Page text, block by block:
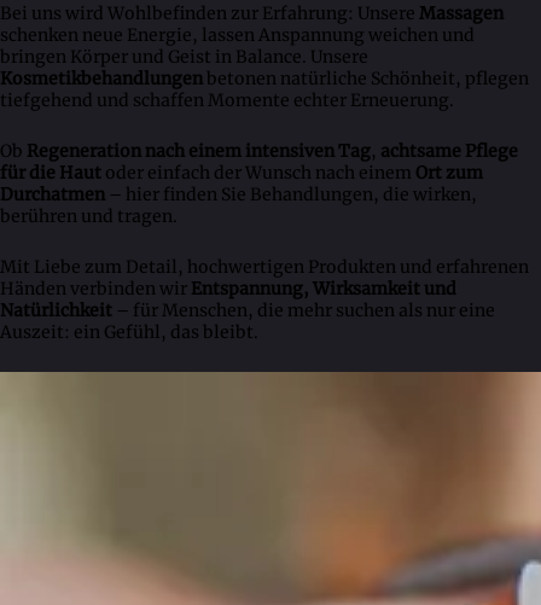
Bei uns wird Wohlbefinden zur Erfahrung: Unsere Massagen
schenken neue Energie, lassen Anspannung weichen und
bringen Körper und Geist in Balance. Unsere
Kosmetikbehandlungen betonen natürliche Schönheit, pflegen
tiefgehend und schaffen Momente echter Erneuerung.
Ob Regeneration nach einem intensiven Tag, achtsame Pflege
für die Haut oder einfach der Wunsch nach einem Ort zum
Durchatmen – hier finden Sie Behandlungen, die wirken,
berühren und tragen.
Mit Liebe zum Detail, hochwertigen Produkten und erfahrenen
Händen verbinden wir Entspannung, Wirksamkeit und
Natürlichkeit – für Menschen, die mehr suchen als nur eine
Auszeit: ein Gefühl, das bleibt.